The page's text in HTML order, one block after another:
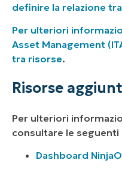
definire la relazione
Per ulteriori
Asset Management
tra risorse.
Risorse
Per ulteriori
consultare le seguenti
Dashboard